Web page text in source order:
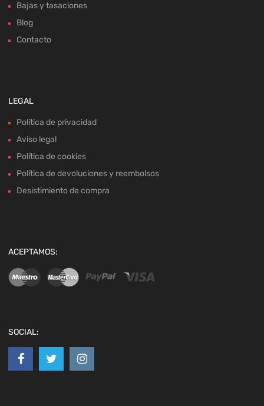
Bajas y tasaciones
Blog
Contacto
LEGAL
Política de privacidad
Aviso legal
Política de cookies
Política de devoluciones y reembolsos
Desistimiento de compra
ACEPTAMOS:
SOCIAL: